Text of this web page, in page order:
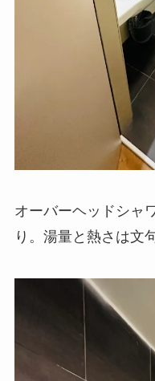
オーバーヘッドシャ
り。湯量と熱さは文